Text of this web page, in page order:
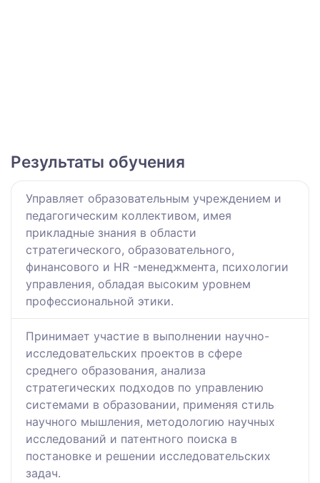
Результаты обучения
Управляет образовательным учреждением и
педагогическим коллективом, имея
прикладные знания в области
стратегического, образовательного,
финансового и HR -менеджмента, психологии
управления, обладая высоким уровнем
профессиональной этики.
Принимает участие в выполнении научно-
исследовательских проектов в сфере
среднего образования, анализа
стратегических подходов по управлению
системами в образовании, применяя стиль
научного мышления, методологию научных
исследований и патентного поиска в
постановке и решении исследовательских
задач.